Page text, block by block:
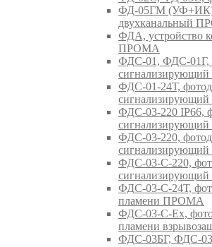
ФД-05ГМ (УФ+ИК),
двухканальный
ФДА, устройство
ПРОМА
ФДС-01, ФДС-01Г,
ФДС-01-24Т,
ФДС-03-220 IP66,
ФДС-03-220,
ФДС-03-С-220,
ФДС-03-С-24Т,
пламени ПРОМА
ФДС-03-С-Ex,
пламени
ФДС-03БГ, ФДС-